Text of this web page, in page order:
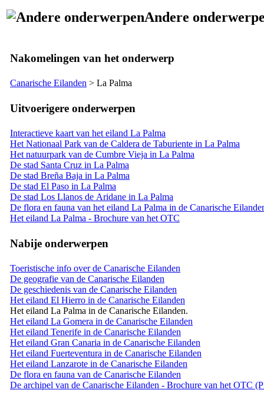
Andere
Nakomelingen van het onderwerp
Canarische Eilanden > La Palma
Uitvoerigere onderwerpen
Interactieve kaart van het eiland La Palma
Het Nationaal Park van de Caldera de Taburiente in La Palma
Het natuurpark van de Cumbre Vieja in La Palma
De stad Santa Cruz in La Palma
De stad Breña Baja in La Palma
De stad El Paso in La Palma
De stad Los Llanos de Aridane in La Palma
De flora en fauna van het eiland La Palma in de Canarische
Het eiland La Palma - Brochure van het OTC
Nabije onderwerpen
Toeristische info over de Canarische Eilanden
De geografie van de Canarische Eilanden
De geschiedenis van de Canarische Eilanden
Het eiland El Hierro in de Canarische Eilanden
Het eiland La Palma in de Canarische Eilanden.
Het eiland La Gomera in de Canarische Eilanden
Het eiland Tenerife in de Canarische Eilanden
Het eiland Gran Canaria in de Canarische Eilanden
Het eiland Fuerteventura in de Canarische Eilanden
Het eiland Lanzarote in de Canarische Eilanden
De flora en fauna van de Canarische Eilanden
De archipel van de Canarische Eilanden - Brochure van het OTC